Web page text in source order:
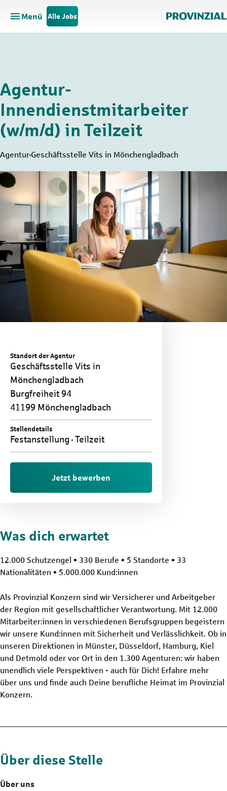
Zum Hauptinhalt springen
Zur Navigation springen
Menü
Hauptnavigation öffnen
Alle Jobs
Agentur-
Innendienstmitarbeiter
(w/m/d) in Teilzeit
Agentur Geschäftsstelle Vits in Mönchengladbach
Standort der Agentur
Geschäftsstelle Vits in
Mönchengladbach
Burgfreiheit 94
41199 Mönchengladbach
Stellendetails
Festanstellung Teilzeit
Jetzt bewerben
Was dich erwartet
12.000 Schutzengel • 330 Berufe • 5 Standorte • 33
Nationalitäten • 5.000.000 Kund:innen
Als Provinzial Konzern sind wir Versicherer und Arbeitgeber
der Region mit gesellschaftlicher Verantwortung. Mit 12.000
Mitarbeiter:innen in verschiedenen Berufsgruppen begeistern
wir unsere Kund:innen mit Sicherheit und Verlässlichkeit. Ob in
unseren Direktionen in Münster, Düsseldorf, Hamburg, Kiel
und Detmold oder vor Ort in den 1.300 Agenturen: wir haben
unendlich viele Perspektiven - auch für Dich! Erfahre mehr
über uns und finde auch Deine berufliche Heimat im Provinzial
Konzern.
Über diese Stelle
Über uns